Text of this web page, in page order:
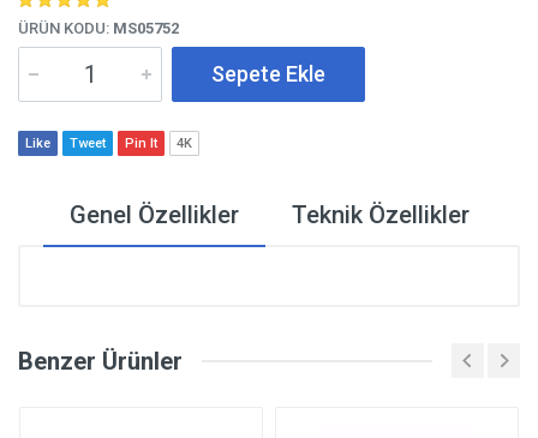
ÜRÜN KODU: MS05752
Sepete Ekle
Like Tweet Pin It 4K
Genel Özellikler Teknik Özellikler
Benzer Ürünler